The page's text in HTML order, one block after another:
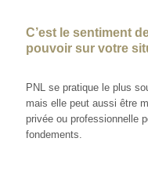
C’est le sentiment
pouvoir sur votre
PNL se pratique le plus
mais elle peut aussi être
privée ou professionnelle
fondements.